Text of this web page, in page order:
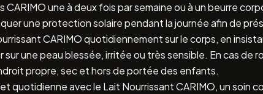
CARIMO une à deux fois par semaine ou à un beurre
une protection solaire pendant la journée afin de
CARIMO quotidiennement sur le corps, en
sur une peau blessée, irritée ou très sensible. En cas
propre, sec et hors de portée des enfants.
quotidienne avec le Lait Nourrissant CARIMO, un soin